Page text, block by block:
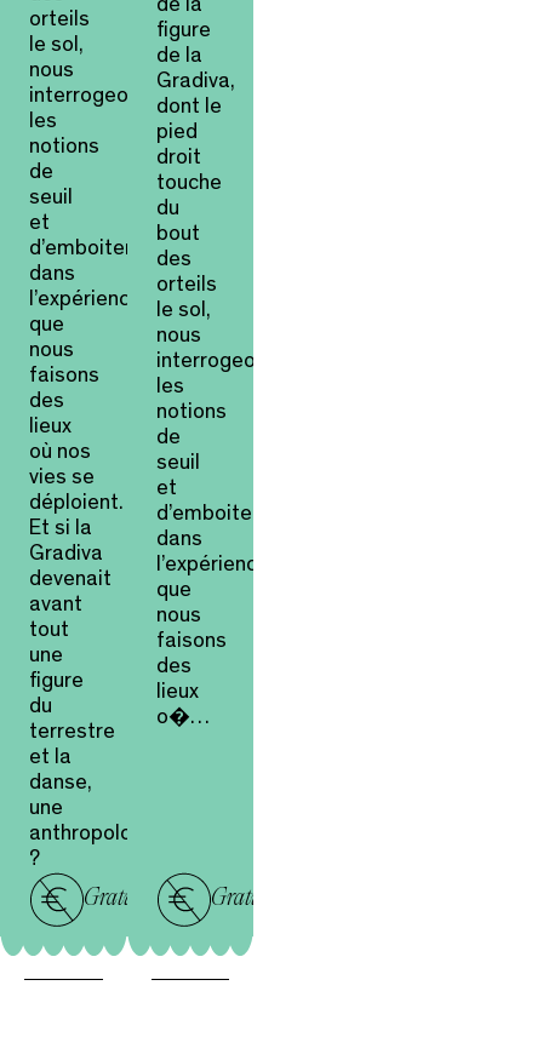
orteils
le sol,
nous
interrogeons
les
notions
de
seuil
et
d’emboitement
dans
l’expérience
que
nous
faisons
des
lieux
où nos
vies se
déploient.
Et si la
Gradiva
devenait
avant
tout
une
figure
du
terrestre
et la
danse,
une
anthropologie
?
Gratuit
de la
figure
de la
Gradiva,
dont le
pied
droit
touche
du
bout
des
orteils
le sol,
nous
interrogeons
les
notions
de
seuil
et
d’emboitement
dans
l’expérience
que
nous
faisons
des
lieux
o�…
Gratuit